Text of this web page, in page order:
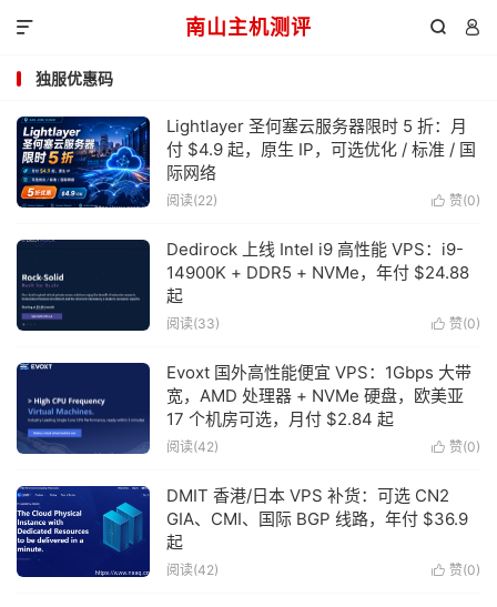
南山主机测评  

独服优惠码
Lightlayer 圣何塞云服务器限时 5 折：月
付 $4.9 起，原生 IP，可选优化 / 标准 / 国
际网络
 赞(0)
阅读(22)
Dedirock 上线 Intel i9 高性能 VPS：i9-
14900K + DDR5 + NVMe，年付 $24.88
起
 赞(0)
阅读(33)
Evoxt 国外高性能便宜 VPS：1Gbps 大带
宽，AMD 处理器 + NVMe 硬盘，欧美亚
17 个机房可选，月付 $2.84 起
 赞(0)
阅读(42)
DMIT 香港/日本 VPS 补货：可选 CN2
GIA、CMI、国际 BGP 线路，年付 $36.9
起
 赞(0)
阅读(42)